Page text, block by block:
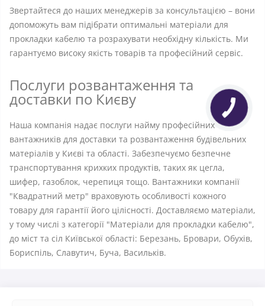
Звертайтеся до наших менеджерів за консультацією – вони
допоможуть вам підібрати оптимальні матеріали для
прокладки кабелю та розрахувати необхідну кількість. Ми
гарантуємо високу якість товарів та професійний сервіс.
Послуги розвантаження та
доставки по Києву
Наша компанія надає послуги найму професійних
вантажників для доставки та розвантаження будівельних
матеріалів у Києві та області. Забезпечуємо безпечне
транспортування крихких продуктів, таких як цегла,
шифер, газоблок, черепиця тощо. Вантажники компанії
"Квадратний метр" враховують особливості кожного
товару для гарантії його цілісності. Доставляємо матеріали,
у тому числі з категорії "Матеріали для прокладки кабелю",
до міст та сіл Київської області: Березань, Бровари, Обухів,
Бориспіль, Славутич, Буча, Васильків.